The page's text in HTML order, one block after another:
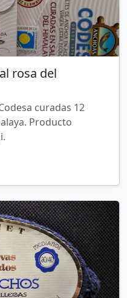
rosa del
curadas 12
Producto